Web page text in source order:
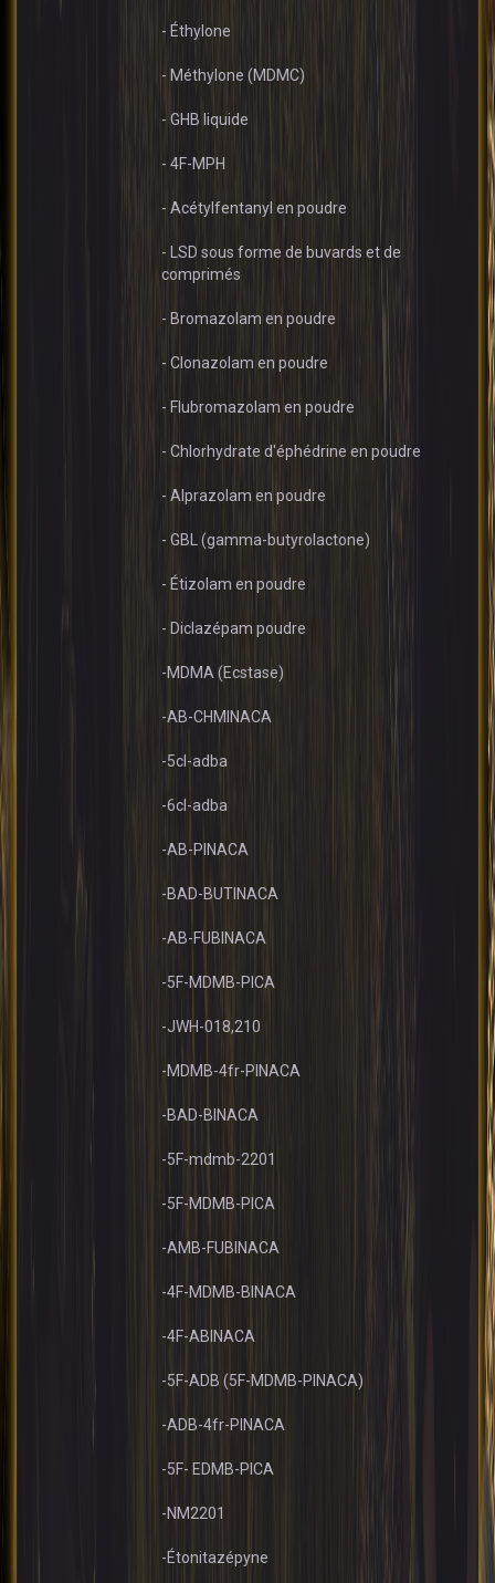
- Éthylone
- Méthylone (MDMC)
- GHB liquide
- 4F-MPH
- Acétylfentanyl en poudre
- LSD sous forme de buvards et de
comprimés
- Bromazolam en poudre
- Clonazolam en poudre
- Flubromazolam en poudre
- Chlorhydrate d'éphédrine en poudre
- Alprazolam en poudre
- GBL (gamma-butyrolactone)
- Étizolam en poudre
- Diclazépam poudre
-MDMA (Ecstase)
-AB-CHMINACA
-5cl-adba
-6cl-adba
-AB-PINACA
-BAD-BUTINACA
-AB-FUBINACA
-5F-MDMB-PICA
-JWH-018,210
-MDMB-4fr-PINACA
-BAD-BINACA
-5F-mdmb-2201
-5F-MDMB-PICA
-AMB-FUBINACA
-4F-MDMB-BINACA
-4F-ABINACA
-5F-ADB (5F-MDMB-PINACA)
-ADB-4fr-PINACA
-5F- EDMB-PICA
-NM2201
-Étonitazépyne